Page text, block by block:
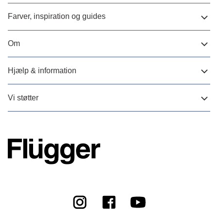
Farver, inspiration og guides
Om
Hjælp & information
Vi støtter